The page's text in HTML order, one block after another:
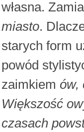
własna.
miasto.
starych form
powód
zaimkiem ów,
Większość
czasach